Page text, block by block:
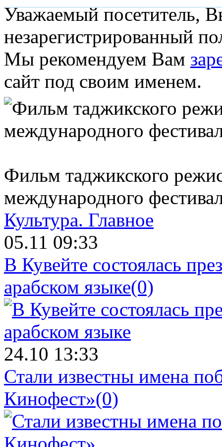
Уважаемый посетитель,
незарегистрированный
Мы рекомендуем Вам
сайт под своим именем.
Фильм таджикского
международного
Культура. Главное
05.11 09:33
В Кувейте состоялась
арабском языке(0)
24.10 13:33
Стали известны имена
Кинофест»(0)